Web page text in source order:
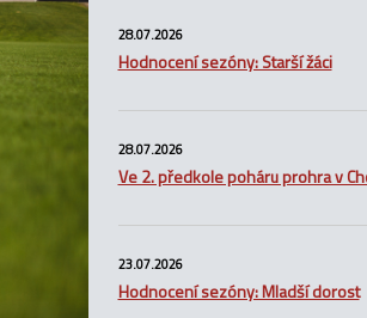
28.07.2026
Hodnocení sezóny: Starší žáci
28.07.2026
Ve 2. předkole poháru prohra v
23.07.2026
Hodnocení sezóny: Mladší dorost